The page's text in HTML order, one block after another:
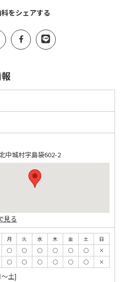
をシェアする
中城村字島袋602-2
見る
月 火 水 木 金 土
日
◯ ◯ ◯ ◯ ◯ ◯
×
◯ ◯ ◯ ◯ ◯ ◯ ×
土]